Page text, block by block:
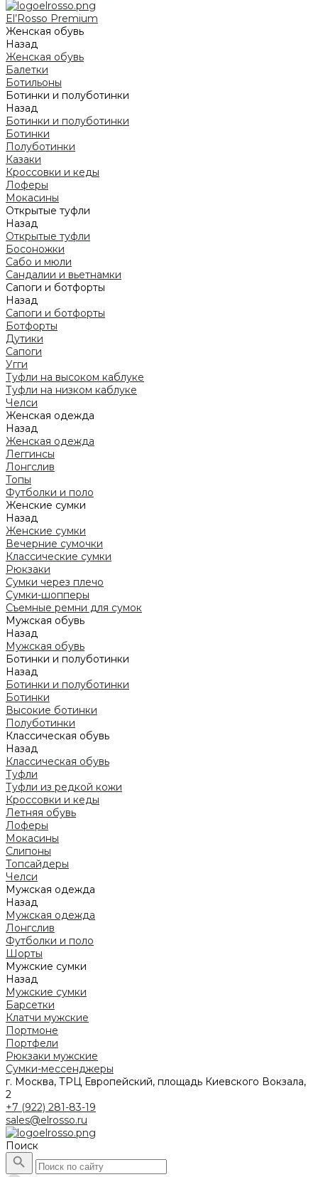
El’Rosso Premium
Женская обувь
Назад
Женская обувь
Балетки
Ботильоны
Ботинки и полуботинки
Назад
Ботинки и полуботинки
Ботинки
Полуботинки
Казаки
Кроссовки и кеды
Лоферы
Мокасины
Открытые туфли
Назад
Открытые туфли
Босоножки
Сабо и мюли
Сандалии и вьетнамки
Сапоги и ботфорты
Назад
Сапоги и ботфорты
Ботфорты
Дутики
Сапоги
Угги
Туфли на высоком каблуке
Туфли на низком каблуке
Челси
Женская одежда
Назад
Женская одежда
Леггинсы
Лонгслив
Топы
Футболки и поло
Женские сумки
Назад
Женские сумки
Вечерние сумочки
Классические сумки
Рюкзаки
Сумки через плечо
Сумки-шопперы
Съемные ремни для сумок
Мужская обувь
Назад
Мужская обувь
Ботинки и полуботинки
Назад
Ботинки и полуботинки
Ботинки
Высокие ботинки
Полуботинки
Классическая обувь
Назад
Классическая обувь
Туфли
Туфли из редкой кожи
Кроссовки и кеды
Летняя обувь
Лоферы
Мокасины
Слипоны
Топсайдеры
Челси
Мужская одежда
Назад
Мужская одежда
Лонгслив
Футболки и поло
Шорты
Мужские сумки
Назад
Мужские сумки
Барсетки
Клатчи мужские
Портмоне
Портфели
Рюкзаки мужские
Сумки-мессенджеры
г. Москва, ТРЦ Европейский, площадь Киевского Вокзала,
2
+7 (922) 281-83-19
sales@elrosso.ru
Поиск